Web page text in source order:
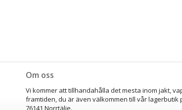
Om oss
Vi kommer att tillhandahålla det mesta inom jakt,
framtiden, du är även välkommen till vår lagerbutik
76141 Norrtälje.